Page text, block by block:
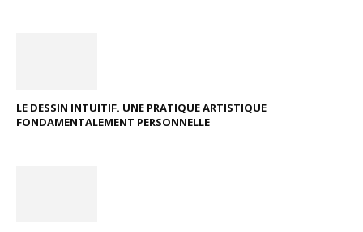
LE DESSIN INTUITIF. UNE PRATIQUE ARTISTIQUE
FONDAMENTALEMENT PERSONNELLE